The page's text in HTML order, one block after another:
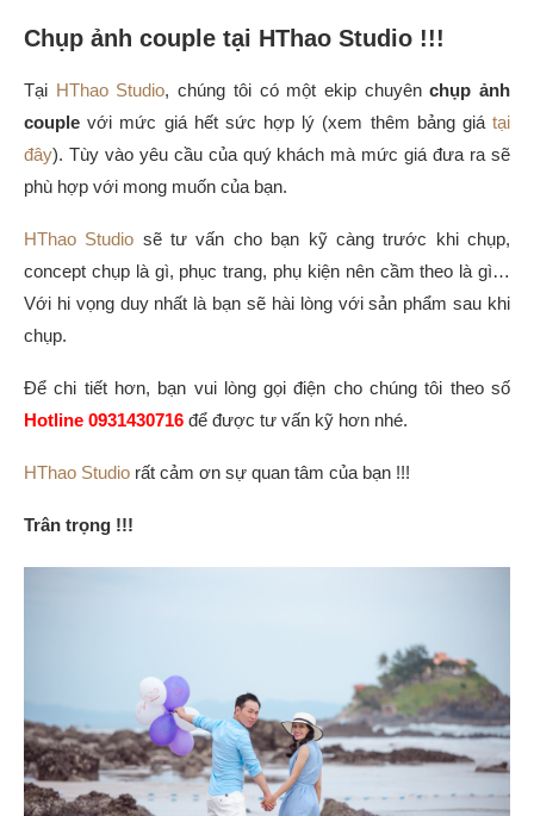
Chụp ảnh couple tại HThao Studio !!!
Tại HThao Studio, chúng tôi có một ekip chuyênchụp ảnh
couple với mức giá hết sức hợp lý (xem thêm bảng giá tại
đây). Tùy vào yêu cầu của quý khách mà mức giá đưa ra sẽ
phù hợp với mong muốn của bạn.
HThao Studio sẽ tư vấn cho bạn kỹ càng trước khi chụp,
concept chụp là gì, phục trang, phụ kiện nên cầm theo là gì…
Với hi vọng duy nhất là bạn sẽ hài lòng với sản phẩm sau khi
chụp.
Để chi tiết hơn, bạn vui lòng gọi điện cho chúng tôi theo số
Hotline 0931430716 để được tư vấn kỹ hơn nhé.
HThao Studio rất cảm ơn sự quan tâm của bạn !!!
Trân trọng !!!